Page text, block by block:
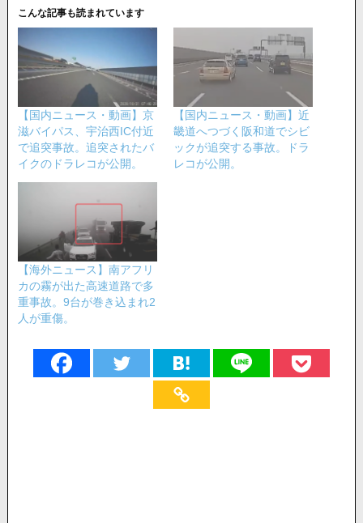
こんな記事も読まれています
【国内ニュース・動画】京
滋バイパス、宇治西IC付近
で追突事故。追突されたバ
イクのドラレコが公開。
【国内ニュース・動画】近
畿道へつづく阪和道でシビ
ックが追突する事故。ドラ
レコが公開。
【海外ニュース】南アフリ
カの霧が出た高速道路で多
重事故。9台が巻き込まれ2
人が重傷。